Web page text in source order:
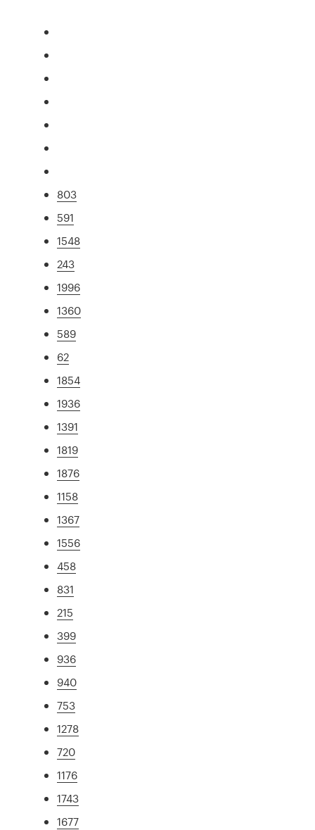
803
591
1548
243
1996
1360
589
62
1854
1936
1391
1819
1876
1158
1367
1556
458
831
215
399
936
940
753
1278
720
1176
1743
1677